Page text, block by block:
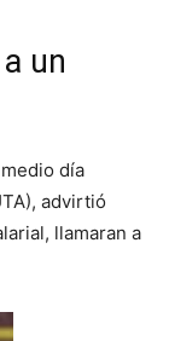
un
día
advirtió
llamaran a